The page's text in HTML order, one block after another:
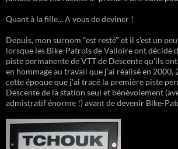
Quant à la fille... A vous de deviner !
Depuis, mon surnom "est resté" et il s'est un
lorsque les Bike-Patrols de Valloire ont décidé
piste permanente de VTT de Descente qu'ils
en hommage au travail que j'ai réalisé en 2000,
cette époque que j'ai tracé la première piste
Descente de la station seul et bénévolement
admistratif énorme !) avant de devenir Bike-